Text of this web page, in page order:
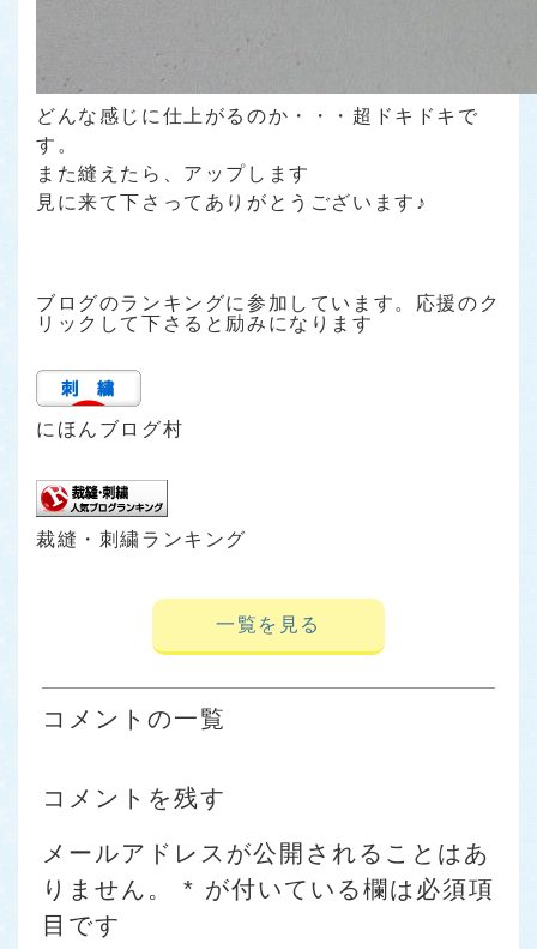
どんな感じに仕上がるのか・・・超ドキドキで
す。
また縫えたら、アップします
見に来て下さってありがとうございます♪
ブログのランキングに参加しています。応援のク
リックして下さると励みになります
にほんブログ村
裁縫・刺繍ランキング
一覧を見る
コメントの一覧
コメントを残す
メールアドレスが公開されることはあ
りません。
* が付いている欄は必須項
目です